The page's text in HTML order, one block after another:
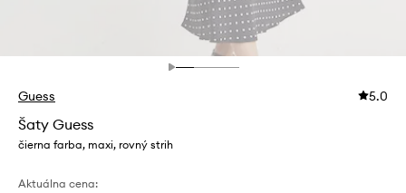
Guess 5.0
Šaty Guess
čierna farba, maxi, rovný strih
Aktuálna cena: